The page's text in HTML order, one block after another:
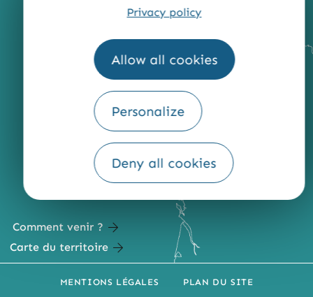
Privacy policy
Allow all cookies
Personalize
Deny all cookies
Comment venir ?
Carte du territoire
MENTIONS LÉGALES PLAN DU SITE